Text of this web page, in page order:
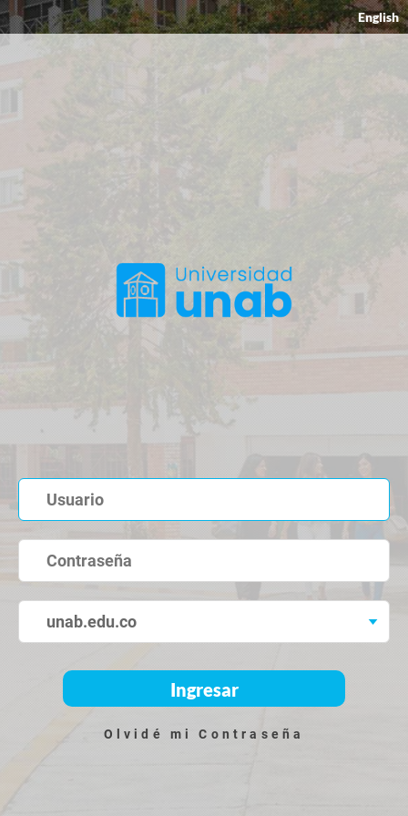
English
Ingresar
Olvidé mi Contraseña